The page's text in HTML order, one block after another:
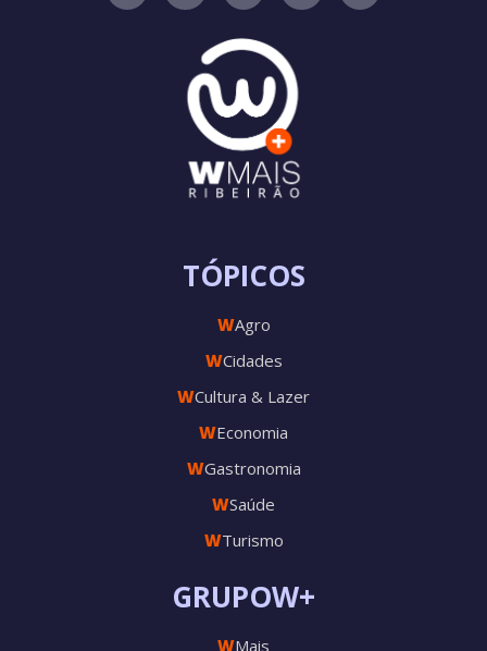
GRUPOW+
WMais
TÓPICOS
WAgro
WCidades
WCultura & Lazer
WEconomia
WGastronomia
WSaúde
WTurismo